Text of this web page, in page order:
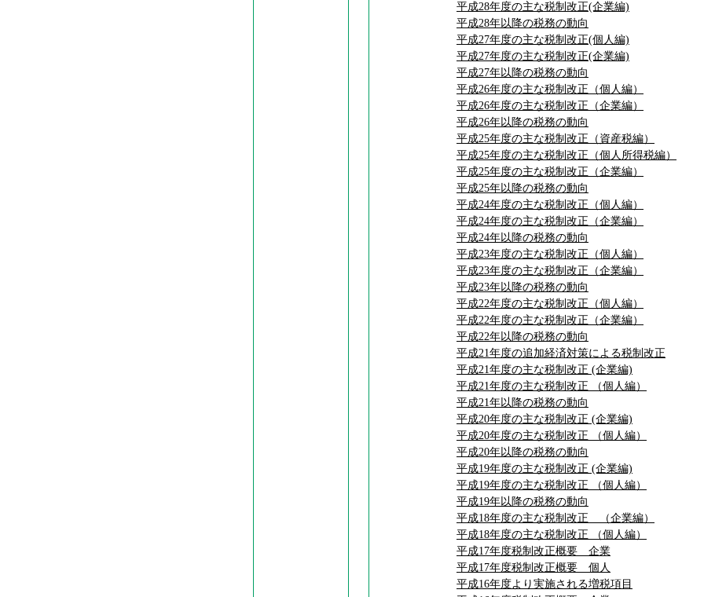
平成28年度の主な税制改正(企業編)
平成28年以降の税務の動向
平成27年度の主な税制改正(個人編)
平成27年度の主な税制改正(企業編)
平成27年以降の税務の動向
平成26年度の主な税制改正（個人編）
平成26年度の主な税制改正（企業編）
平成26年以降の税務の動向
平成25年度の主な税制改正（資産税編）
平成25年度の主な税制改正（個人所得税編）
平成25年度の主な税制改正（企業編）
平成25年以降の税務の動向
平成24年度の主な税制改正（個人編）
平成24年度の主な税制改正（企業編）
平成24年以降の税務の動向
平成23年度の主な税制改正（個人編）
平成23年度の主な税制改正（企業編）
平成23年以降の税務の動向
平成22年度の主な税制改正（個人編）
平成22年度の主な税制改正（企業編）
平成22年以降の税務の動向
平成21年度の追加経済対策による税制改正
平成21年度の主な税制改正 (企業編)
平成21年度の主な税制改正 （個人編）
平成21年以降の税務の動向
平成20年度の主な税制改正 (企業編)
平成20年度の主な税制改正 （個人編）
平成20年以降の税務の動向
平成19年度の主な税制改正 (企業編)
平成19年度の主な税制改正 （個人編）
平成19年以降の税務の動向
平成18年度の主な税制改正 （企業編）
平成18年度の主な税制改正 （個人編）
平成17年度税制改正概要 企業
平成17年度税制改正概要 個人
平成16年度より実施される増税項目